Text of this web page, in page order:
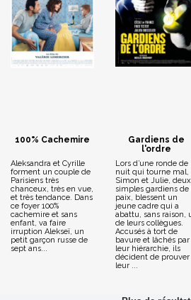
100% Cachemire
Aleksandra et Cyrille
forment un couple de
Parisiens très
chanceux, très en vue,
et très tendance. Dans
ce foyer 100%
cachemire et sans
enfant, va faire
irruption Alekseï, un
petit garçon russe de
sept ans...
Gardiens de
l'ordre
Lors d’une ronde de
nuit qui tourne mal,
Simon et Julie, deux
simples gardiens de
paix, blessent un
jeune cadre qui a
abattu, sans raison,
de leurs collègues.
Accusés à tort de
bavure et lâchés par
leur hiérarchie, ils
décident de prouver
leur ...